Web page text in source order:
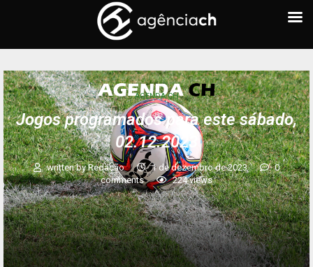
AGENDA CH
Jogos programados para este sábado,
02.12.2023
written byRedação 1 de dezembro de 2023
0
comments
224views